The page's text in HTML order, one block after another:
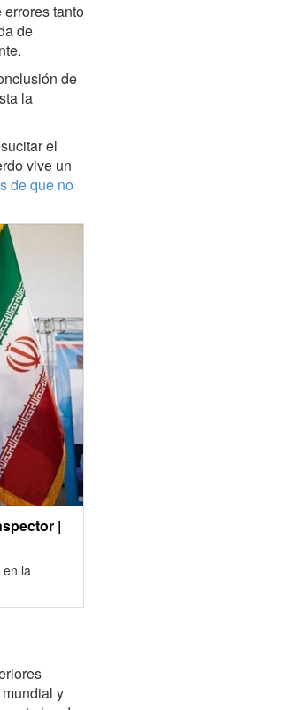
tanto
de
de
la
el
vive un
de que no
|
en la
y